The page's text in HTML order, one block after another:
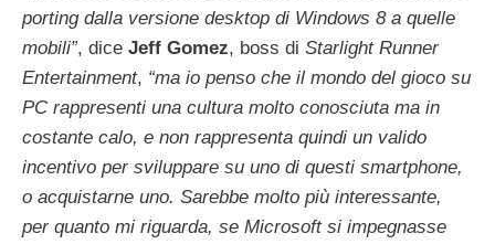
porting dalla versione desktop di Windows 8 a quelle
mobili”, dice Jeff Gomez, boss di Starlight Runner
Entertainment, “ma io penso che il mondo del gioco su
PC rappresenti una cultura molto conosciuta ma in
costante calo, e non rappresenta quindi un valido
incentivo per sviluppare su uno di questi smartphone,
o acquistarne uno. Sarebbe molto più interessante,
per quanto mi riguarda, se Microsoft si impegnasse